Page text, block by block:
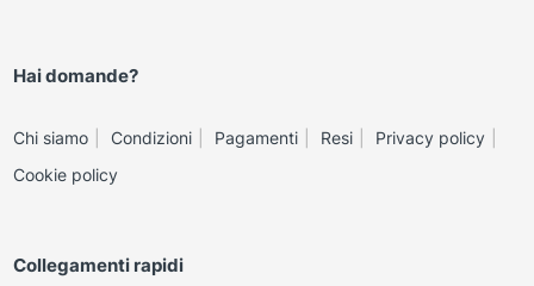
Hai domande?
Chi siamo Condizioni Pagamenti Resi
Privacy policy
Cookie policy
Collegamenti rapidi